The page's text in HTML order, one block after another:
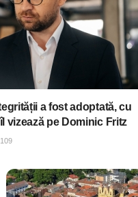
a fost adoptată, cu
vizează pe Dominic Fritz
109